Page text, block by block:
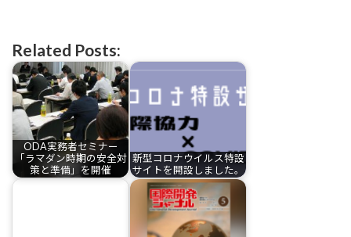
Related Posts:
ODA実務者セミナー
「ラマダン時期の安全対
策と準備」を開催
新型コロナウイルス特設
サイトを開設しました。